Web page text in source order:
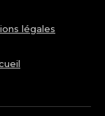
légales